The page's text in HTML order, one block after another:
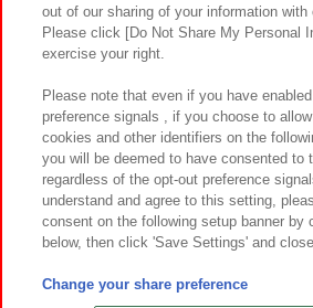
プライバシーポリシー ウェブアクセシ
お取引先さまとともに
カスタマーハラスメント対応方針 よくあ
©Bandai Namco Amusement
©Bandai Namco Amusement
out of our sharing of your information with
Please click [Do Not Share My Personal
exercise your right.
Please note that even if you have
preference signals , if you choose to
cookies and other identifiers on the
you will be deemed to have consented to
regardless of the opt-out preference
understand and agree to this setting,
consent on the following setup banner by
below, then click 'Save Settings' and
Change your share preference